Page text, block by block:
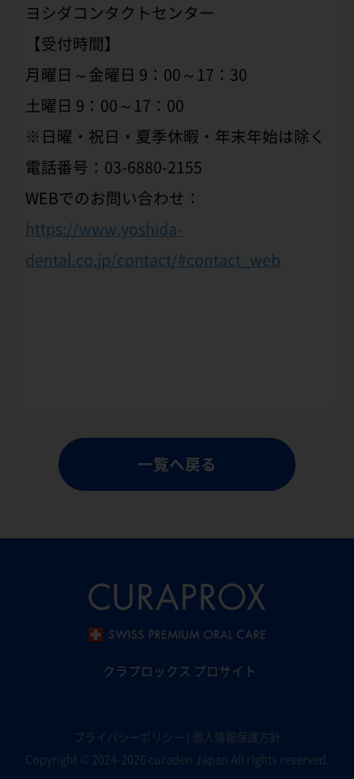
ヨシダコンタクトセンター
【受付時間】
月曜日～金曜日 9：00～17：30
土曜日 9：00～17：00
※日曜・祝日・夏季休暇・年末年始は除く
電話番号：03-6880-2155
WEBでのお問い合わせ：
https://www.yoshida-
dental.co.jp/contact/#contact_web
一覧へ戻る
クラプロックス プロサイト
プライバシーポリシー 個人情報保護方針
Copyright © 2024-2026 curaden Japan All rights reserved.